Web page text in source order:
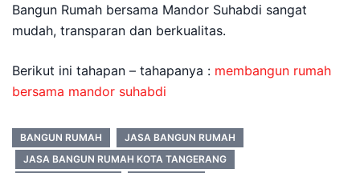
Bangun Rumah bersama Mandor Suhabdi sangat
mudah, transparan dan berkualitas.
Berikut ini tahapan – tahapanya : membangun rumah
bersama mandor suhabdi
BANGUN RUMAH
JASA BANGUN RUMAH
JASA BANGUN RUMAH KOTA TANGERANG